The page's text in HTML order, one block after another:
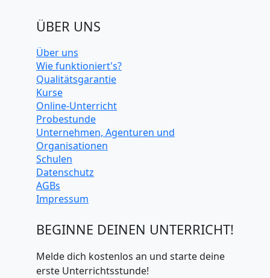
ÜBER UNS
Über uns
Wie funktioniert's?
Qualitätsgarantie
Kurse
Online-Unterricht
Probestunde
Unternehmen, Agenturen und
Organisationen
Schulen
Datenschutz
AGBs
Impressum
BEGINNE DEINEN UNTERRICHT!
Melde dich kostenlos an und starte deine
erste Unterrichtsstunde!